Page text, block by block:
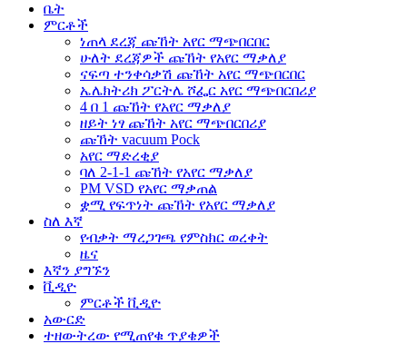
ቤት
ምርቶች
ነጠላ ደረጃ ጩኸት አየር ማጭበርበር
ሁለት ደረጃዎች ጩኸት የአየር ማቃለያ
ናፍጣ ተንቀሳቃሽ ጩኸት አየር ማጭበርበር
ኤሌክትሪክ ፖርትሌ ሾፌር አየር ማጭበርበሪያ
4 በ 1 ጩኸት የአየር ማቃለያ
ዘይት ነፃ ጩኸት አየር ማጭበርበሪያ
ጩኸት vacuum Pock
አየር ማድረቂያ
ባለ 2-1-1 ጩኸት የአየር ማቃለያ
PM VSD የአየር ማቃጠል
ቋሚ የፍጥነት ጩኸት የአየር ማቃለያ
ስለ እኛ
የብቃት ማረጋገጫ የምስክር ወረቀት
ዜና
እኛን ያግኙን
ቪዲዮ
ምርቶች ቪዲዮ
አውርድ
ተዘውትረው የሚጠየቁ ጥያቄዎች